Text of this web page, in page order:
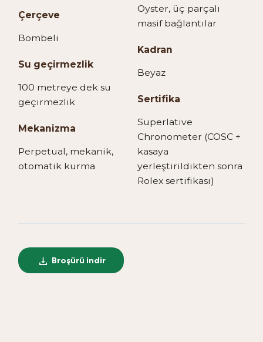
Çerçeve
Bombeli
Su geçirmezlik
100 metreye dek su
geçirmezlik
Mekanizma
Perpetual, mekanik,
otomatik kurma
Oyster, üç parçalı
masif bağlantılar
Kadran
Beyaz
Sertifika
Superlative
Chronometer (COSC +
kasaya
yerleştirildikten sonra
Rolex sertifikası)
Broşürü indir